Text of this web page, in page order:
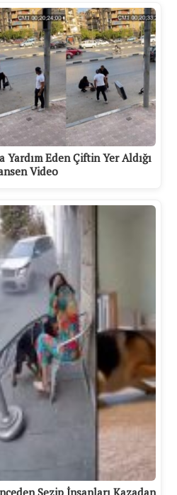
Yardım Eden Çiftin Yer Aldığı
Video